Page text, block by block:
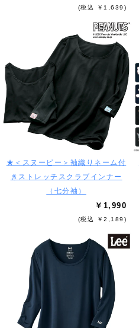
(税込 ￥1,639)
★＜スヌーピー＞袖織りネーム付
きストレッチスクラブインナー
（七分袖）
￥1,990
(税込 ￥2,189)